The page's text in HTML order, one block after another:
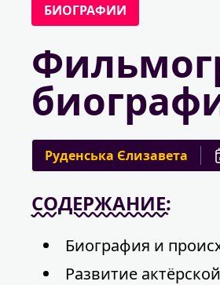
БИОГРАФИИ
Руденська Єлизавета
СОДЕРЖАНИЕ:
Биография и
Развитие